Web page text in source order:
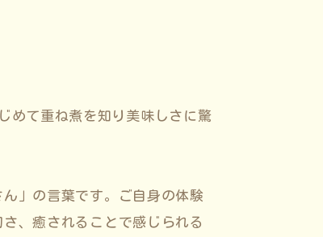
めて重ね煮を知り美味しさに驚
」の言葉です。ご自身の体験
、癒されることで感じられる